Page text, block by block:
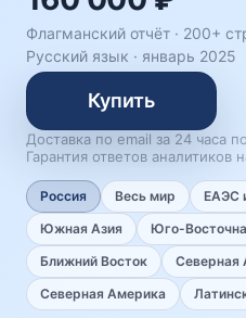
Флагманский отчёт · 200+
Русский язык · январь 2025
Купить
Доставка по email за 24 часа
Гарантия ответов аналитиков
Россия Весь мир ЕАЭС
Южная Азия
Юго-
Ближний Восток
Северная
Северная Америка